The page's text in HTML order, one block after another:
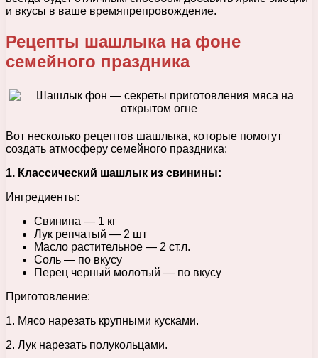
и вкусы в ваше времяпрепровождение.
Рецепты шашлыка на фоне
семейного праздника
Вот несколько рецептов шашлыка, которые помогут
создать атмосферу семейного праздника:
1. Классический шашлык из свинины:
Ингредиенты:
Свинина — 1 кг
Лук репчатый — 2 шт
Масло растительное — 2 ст.л.
Соль — по вкусу
Перец черный молотый — по вкусу
Приготовление:
1. Мясо нарезать крупными кусками.
2. Лук нарезать полукольцами.